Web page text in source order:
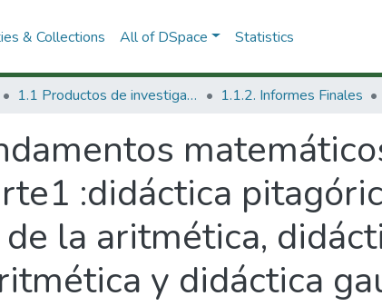
& Collections All of DSpace Statistics
1.1 Productos de investigación 1.1.2. Informes Finales
:didáctica
la aritmética,
y didáctica